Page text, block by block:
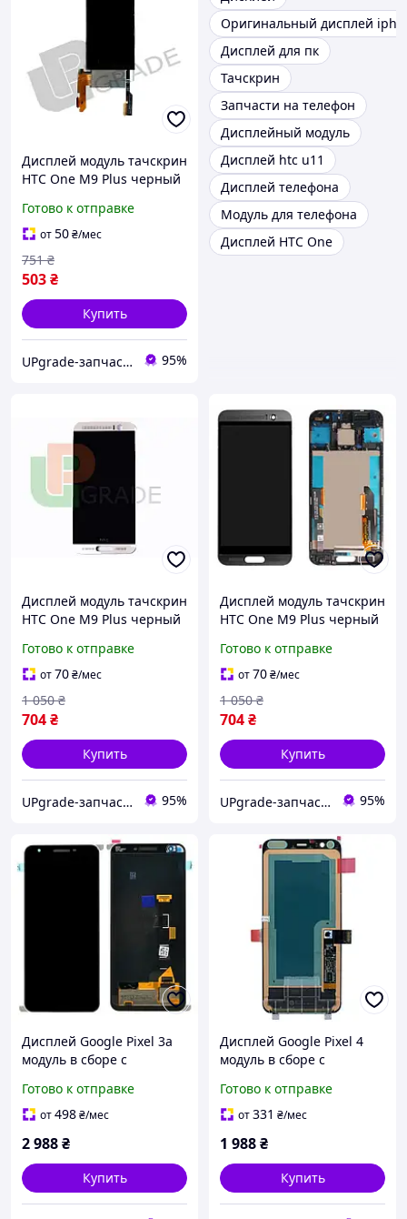
Дисплей модуль тачскрин
HTC One M9 Plus черный
Готово к отправке
от50₴/мес
503₴
751 ₴
Купить
UPgrade-запчасти для мобильных телефонов и планшетов 95%
Оригинальный дисплей
Дисплей для пк
Тачскрин
Запчасти на телефон
Дисплейный модуль
Дисплей htc u11
Дисплей телефона
Модуль для телефона
Дисплей HTC One
Дисплей модуль тачскрин
HTC One M9 Plus черный
золотистого цвета Silver
Gold
Готово к отправке
от70₴/мес
704₴
1 050 ₴
Купить
UPgrade-запчасти для мобильных телефонов и планшетов 95%
Дисплей модуль тачскрин
HTC One M9 Plus черный
Gunmetal Gray
Готово к отправке
от70₴/мес
704₴
1 050 ₴
Купить
UPgrade-запчасти для мобильных телефонов и планшетов 95%
Дисплей Google Pixel 3a
модуль в сборе с
Original PRC, черный
Готово к отправке
от498₴/мес
2 988₴
Купить
Дисплей Google Pixel 4
модуль в сборе с
черный
Готово к отправке
от331 ₴/мес
1 988₴
Купить